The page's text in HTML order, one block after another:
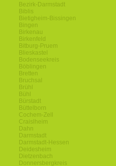
Bezirk-Darmstadt
Biblis
Bietigheim-Bissingen
Bingen
Birkenau
Birkenfeld
Bitburg-Pruem
Blieskastel
Bodenseekreis
Böblingen
Bretten
Bruchsal
Brühl
Bühl
Bürstadt
Büttelborn
Cochem-Zell
Craislheim
Dahn
Darmstadt
Darmstadt-Hessen
Deidesheim
Dietzenbach
Donnersbergkreis